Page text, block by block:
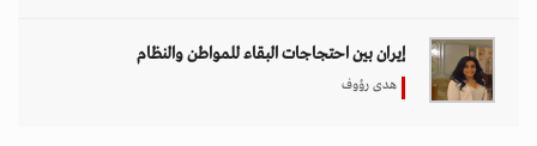
إيران بين احتجاجات البقاء للمواطن والنظام
هدى رؤوف